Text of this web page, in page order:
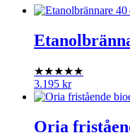
★★★★★
3.195 kr
Oria